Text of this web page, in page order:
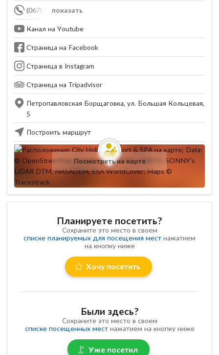
показать
(067) 466-84-10
Канал на Youtube
Страница на Facebook
Страница в Instagram
Страница на Tripadvisor
Петропавловская Борщаговка, ул. Большая Кольцевая,
5
Построить маршрут
Посмотреть на карте
Планируете посетить?
Сохраните это место в своем
списке планируемых для посещения мест нажатием
на кнопку ниже
Хочу посетить
Были здесь?
Сохраните это место в своем
списке посещенных местнажатием на кнопку ниже
Уже посетил